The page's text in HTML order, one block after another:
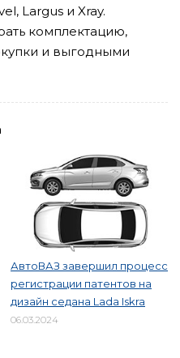
Largus и Xray.
комплектацию,
и выгодными
АвтоВАЗ завершил процесс
регистрации патентов на
дизайн седана Lada Iskra
06.03.2024